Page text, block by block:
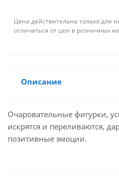
Цена действительна только для
отличаться от цен в розничных
Описание
Очаровательные фигурки,
искрятся и переливаются,
позитивные эмоции.